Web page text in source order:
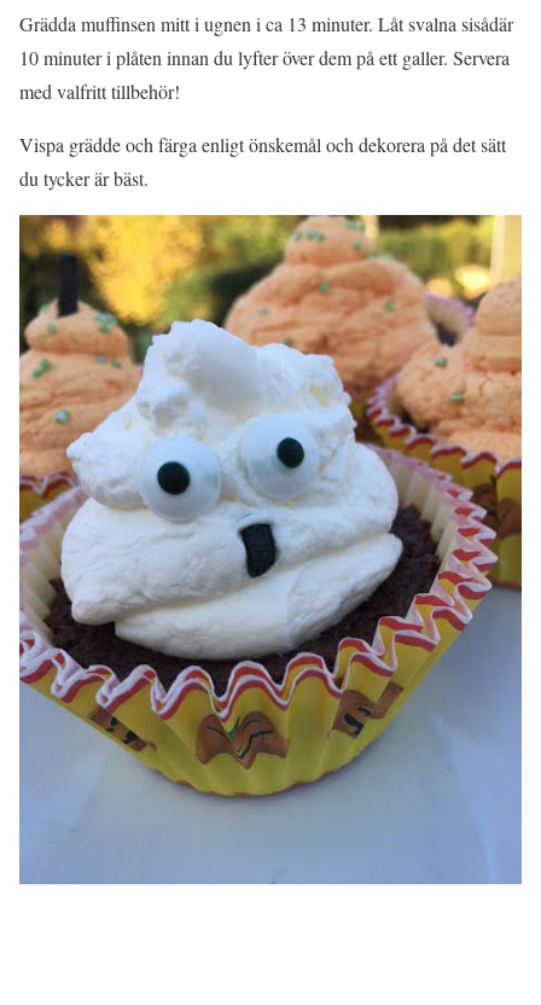
Grädda muffinsen mitt i ugnen i ca 13 minuter. Låt svalna sisådär
10 minuter i plåten innan du lyfter över dem på ett galler. Servera
med valfritt tillbehör!
Vispa grädde och färga enligt önskemål och dekorera på det sätt
du tycker är bäst.